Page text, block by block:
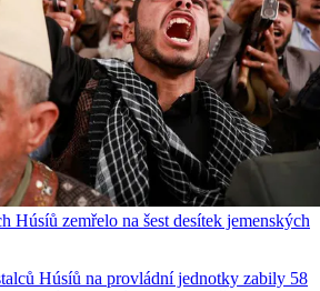
Húsíů zemřelo na šest desítek jemenských
Húsíů na provládní jednotky zabily 58